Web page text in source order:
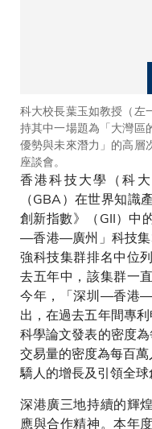
科大校長葉玉如教授（左
持其中一場題為「大灣區
優勢與未來潛力」的高層
座談會。
香港科技大學（科
（GBA）在世界知
創新指數》（GII）中
—香港—廣州」科技集
強科技集群排名中位
去五年中，該集群一
今年，「深圳—香港—
出，在過去五年間專
科學論文發表的密度
交易量的密度為每百
驕人的增長及引領全球
深港廣三地持續的輝
應與合作精神。本年